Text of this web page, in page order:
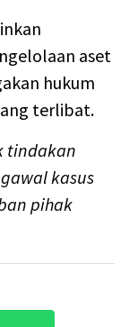
aset
hukum
terlibat.
tindakan
kasus
pihak